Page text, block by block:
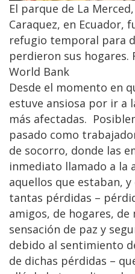
El parque de La
Caraquez, en Ecuador,
refugio temporal para
perdieron sus hogares.
World Bank
Desde el momento en
estuve ansiosa por ir a
más afectadas.
pasado como
de socorro, donde las
inmediato llamado a la
aquellos que estaban,
tantas pérdidas –
amigos, de hogares, de
sensación de paz y
debido al sentimiento
de dichas pérdidas –